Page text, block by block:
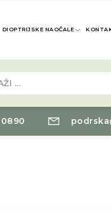
DIOPTRIJSKE NAOČALE